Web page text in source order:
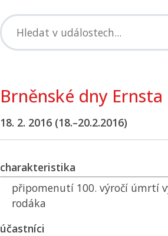
Brněnské dny
18. 2. 2016 (18.–20.2.2016)
charakteristika
připomenutí 100. výročí úmrtí
rodáka
účastníci